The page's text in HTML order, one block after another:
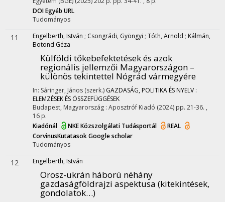
DOIEgyéb URL
Tudományos
11 Engelberth, István ; Csongrádi, Gyöngyi ; Tóth, Arnold ; Kálmán,
Botond Géza
Külföldi tőkebefektetések és azok
regionális jellemzői Magyarországon –
különös tekintettel Nógrád vármegyére
In: Sáringer, János (szerk.) GAZDASÁG, POLITIKA ÉS NYELV :
ELEMZÉSEK ÉS ÖSSZEFÜGGÉSEK
Budapest, Magyarország : Aposztróf Kiadó (2024) pp. 21-36. ,
16 p.
Kiadónál
NKE Közszolgálati Tudásportál
REAL
CorvinusKutatasokGoogle scholar
Tudományos
12 Engelberth, István
Orosz-ukrán háború néhány
gazdaságföldrajzi aspektusa (kitekintések,
gondolatok…)